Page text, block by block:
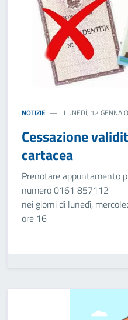
NOTIZIE LUNEDÌ, 12
Cessazione
cartacea
Prenotare appuntamento
numero 0161 857112
nei giorni di lunedì,
ore 16